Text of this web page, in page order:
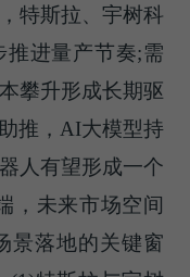
特斯拉、宇树科
推进量产节奏;需
攀升形成长期驱
推，AI大模型持
人有望形成一个
，未来市场空间
景落地的关键窗